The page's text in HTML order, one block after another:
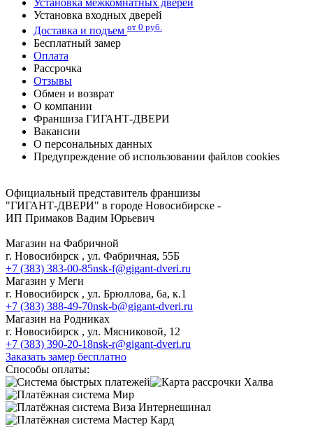
Установка входных дверей
Доставка и подъем от 0 руб.
Бесплатный замер
Оплата
Рассрочка
Отзывы
Обмен и возврат
О компании
Франшиза ГИГАНТ-ДВЕРИ
Вакансии
О персональных данных
Предупреждение об использовании файлов cookies
Официальный представитель франшизы
"ГИГАНТ-ДВЕРИ" в городе Новосибирске -
ИП Примаков Вадим Юрьевич
Магазин на Фабричной
г. Новосибирск , ул. Фабричная, 55Б
+7 (383) 383-00-85nsk-f@gigant-dveri.ru
Магазин у Меги
г. Новосибирск , ул. Брюллова, 6а, к.1
+7 (383) 388-49-70nsk-b@gigant-dveri.ru
Магазин на Родниках
г. Новосибирск , ул. Мясниковой, 12
+7 (383) 390-20-18nsk-r@gigant-dveri.ru
Заказать замер бесплатно
Способы оплаты: